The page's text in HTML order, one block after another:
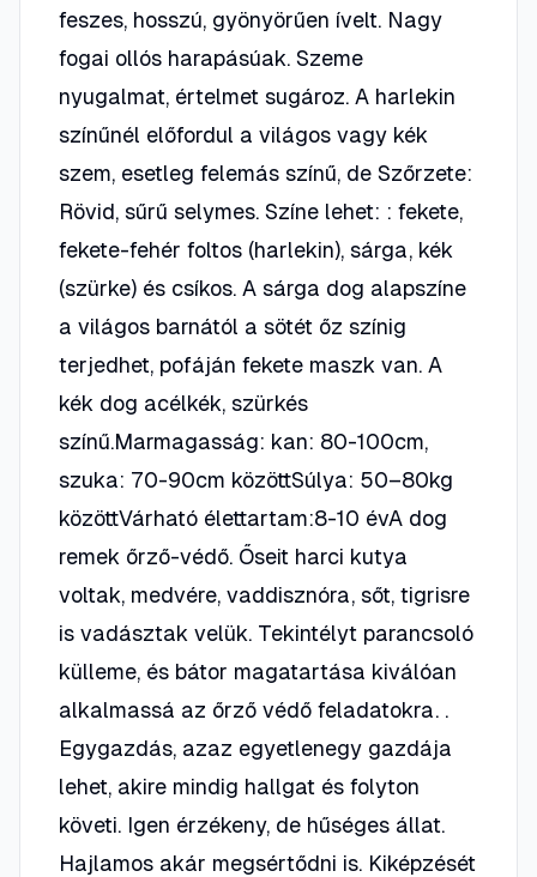
feszes, hosszú, gyönyörűen ívelt. Nagy
fogai ollós harapásúak. Szeme
nyugalmat, értelmet sugároz. A harlekin
színűnél előfordul a világos vagy kék
szem, esetleg felemás színű, de Szőrzete:
Rövid, sűrű selymes. Színe lehet: : fekete,
fekete-fehér foltos (harlekin), sárga, kék
(szürke) és csíkos. A sárga dog alapszíne
a világos barnától a sötét őz színig
terjedhet, pofáján fekete maszk van. A
kék dog acélkék, szürkés
színű.Marmagasság: kan: 80-100cm,
szuka: 70-90cm közöttSúlya: 50–80kg
közöttVárható élettartam:8-10 évA dog
remek őrző-védő. Őseit harci kutya
voltak, medvére, vaddisznóra, sőt, tigrisre
is vadásztak velük. Tekintélyt parancsoló
külleme, és bátor magatartása kiválóan
alkalmassá az őrző védő feladatokra. .
Egygazdás, azaz egyetlenegy gazdája
lehet, akire mindig hallgat és folyton
követi. Igen érzékeny, de hűséges állat.
Hajlamos akár megsértődni is. Kiképzését